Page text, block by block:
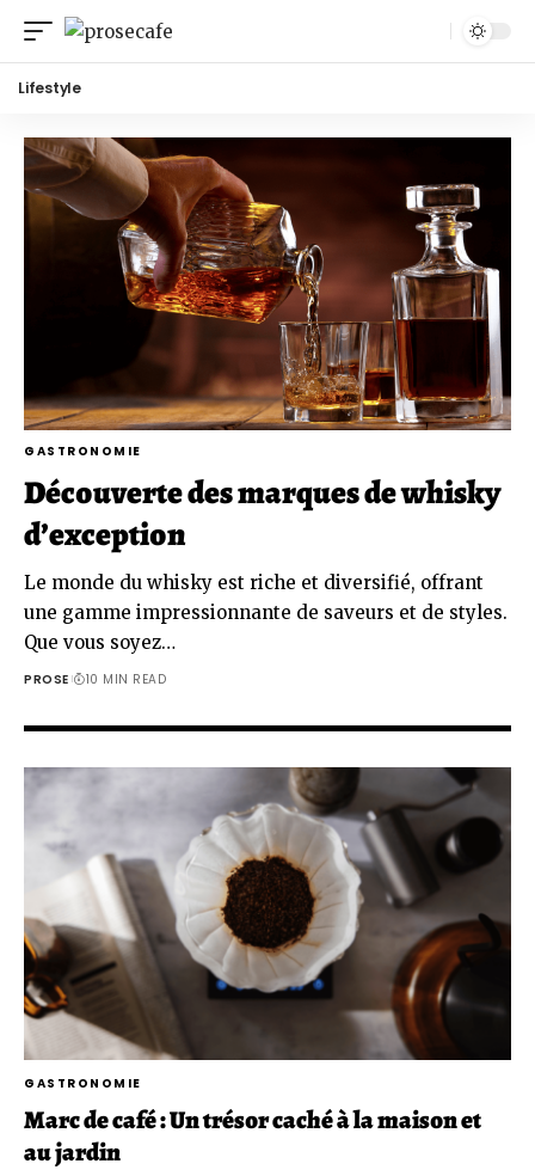
Lifestyle
GASTRONOMIE
Découverte des marques de whisky
d’exception
Le monde du whisky est riche et diversifié, offrant
une gamme impressionnante de saveurs et de styles.
Que vous soyez…
PROSE 10 MIN READ
GASTRONOMIE
Marc de café : Un trésor caché à la maison et
au jardin